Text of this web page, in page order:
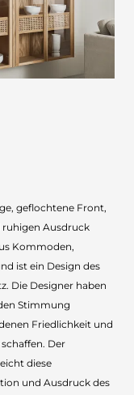
geflochtene Front,
ruhigen Ausdruck
Kommoden,
ist ein Design des
Die Designer haben
Stimmung
Friedlichkeit und
Der
diese
und Ausdruck des